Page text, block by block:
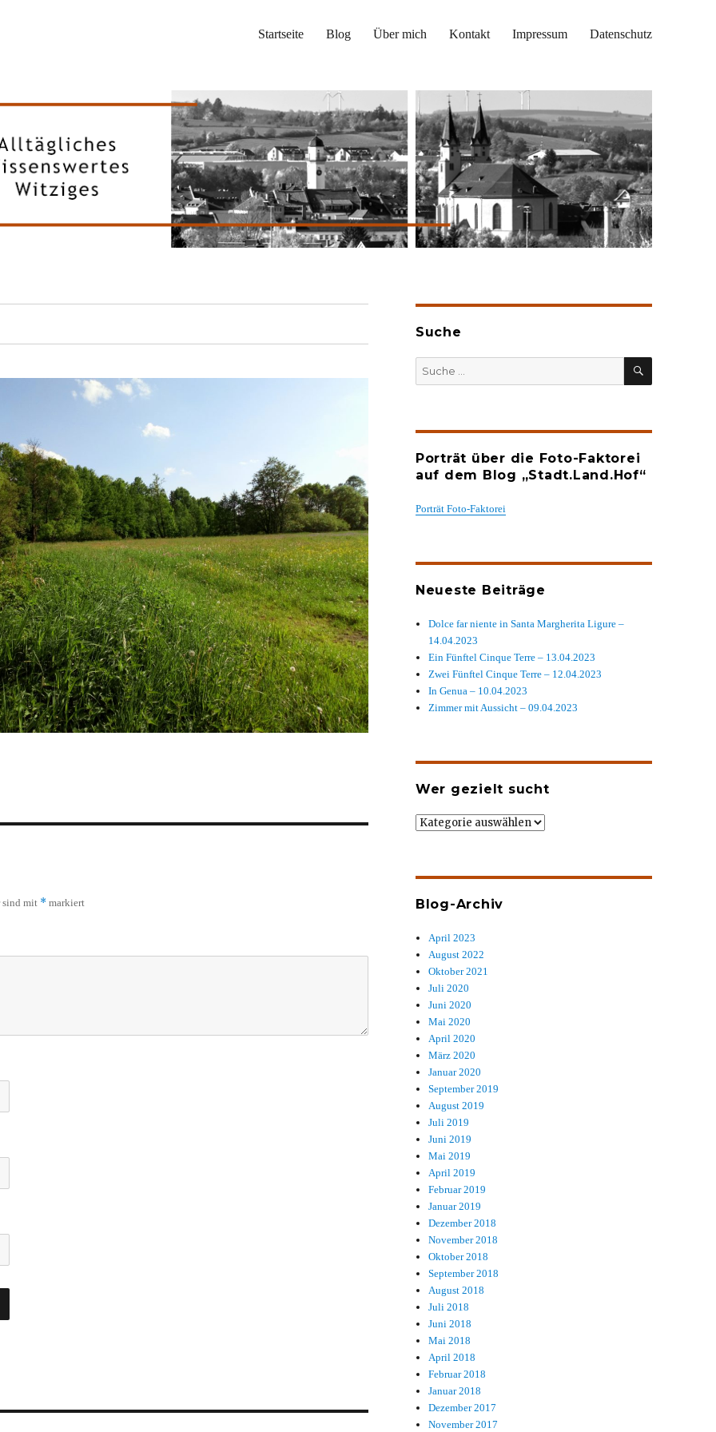
Startseite Blog Über mich Kontakt Impressum Datenschutz
sind mit * markiert
Suche
SUCHEN
Porträt über die Foto-Faktorei
auf dem Blog „Stadt.Land.Hof“
Porträt Foto-Faktorei
Neueste Beiträge
Dolce far niente in Santa Margherita Ligure –
14.04.2023
Ein Fünftel Cinque Terre – 13.04.2023
Zwei Fünftel Cinque Terre – 12.04.2023
In Genua – 10.04.2023
Zimmer mit Aussicht – 09.04.2023
Wer gezielt sucht
Wer
Blog-Archiv
April 2023
August 2022
Oktober 2021
Juli 2020
Juni 2020
Mai 2020
April 2020
März 2020
Januar 2020
September 2019
August 2019
Juli 2019
Juni 2019
Mai 2019
April 2019
Februar 2019
Januar 2019
Dezember 2018
November 2018
Oktober 2018
September 2018
August 2018
Juli 2018
Juni 2018
Mai 2018
April 2018
Februar 2018
Januar 2018
Dezember 2017
November 2017